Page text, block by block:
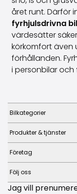
året runt. Därför
fyrhjulsdrivna
värdesätter
körkomfort även
förhållanden.
i personbilar och
Bilkategorier
Produkter & tjänster
Företag
Följ oss
Jag vill